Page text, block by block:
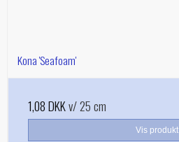
Kona 'Seafoam'
1,08 DKKv/ 25 cm
Vis produkt